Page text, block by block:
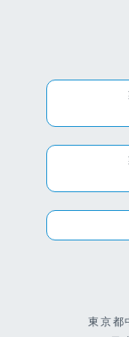
東京都